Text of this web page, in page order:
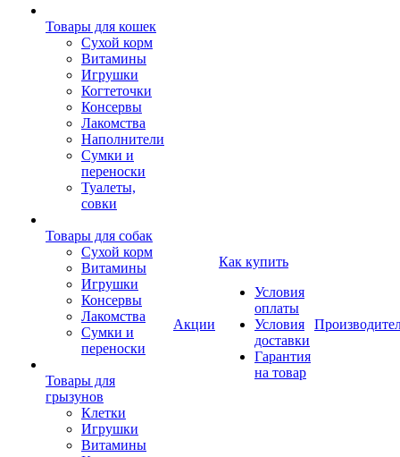
Товары для кошек
Cухой корм
Витамины
Игрушки
Когтеточки
Консервы
Лакомства
Наполнители
Сумки и
переноски
Туалеты,
совки
Товары для собак
Cухой корм
Витамины
Игрушки
Консервы
Лакомства
Сумки и
переноски
Товары для
грызунов
Клетки
Игрушки
Витамины
Акции
Как купить
Условия
оплаты
Условия
доставки
Гарантия
на товар